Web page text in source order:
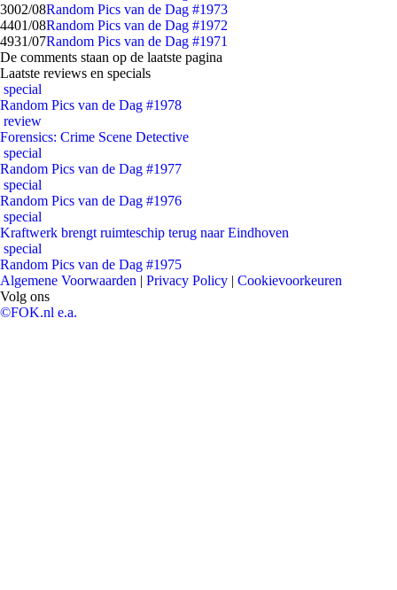
3002/08Random Pics van de Dag #1973
4401/08Random Pics van de Dag #1972
4931/07Random Pics van de Dag #1971
De comments staan op de laatste pagina
Laatste reviews en specials
special
Random Pics van de Dag #1978
review
Forensics: Crime Scene Detective
special
Random Pics van de Dag #1977
special
Random Pics van de Dag #1976
special
Kraftwerk brengt ruimteschip terug naar Eindhoven
special
Random Pics van de Dag #1975
Algemene Voorwaarden | Privacy Policy | Cookievoorkeuren
Volg ons
©FOK.nl e.a.